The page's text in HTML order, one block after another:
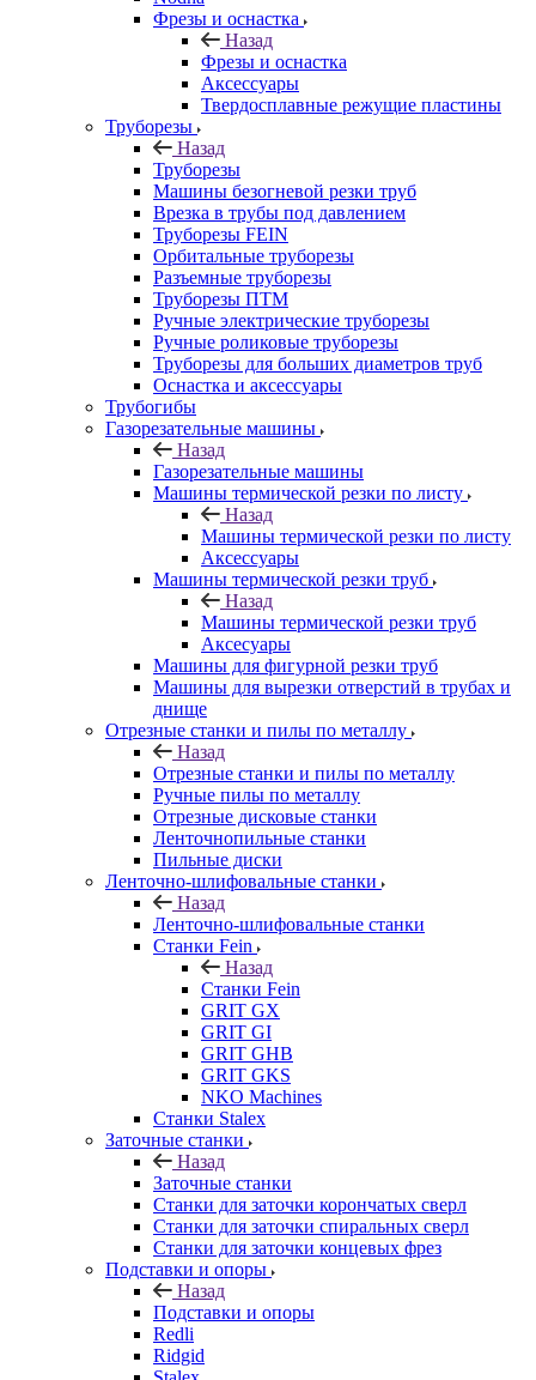
Фрезы и оснастка
Назад
Фрезы и оснастка
Аксессуары
Твердосплавные режущие пластины
Труборезы
Назад
Труборезы
Машины безогневой резки труб
Врезка в трубы под давлением
Труборезы FEIN
Орбитальные труборезы
Разъемные труборезы
Труборезы ПТМ
Ручные электрические труборезы
Ручные роликовые труборезы
Труборезы для больших диаметров труб
Оснастка и аксессуары
Трубогибы
Газорезательные машины
Назад
Газорезательные машины
Машины термической резки по листу
Назад
Машины термической резки по листу
Аксессуары
Машины термической резки труб
Назад
Машины термической резки труб
Аксесуары
Машины для фигурной резки труб
Машины для вырезки отверстий в трубах и
днище
Отрезные станки и пилы по металлу
Назад
Отрезные станки и пилы по металлу
Ручные пилы по металлу
Отрезные дисковые станки
Ленточнопильные станки
Пильные диски
Ленточно-шлифовальные станки
Назад
Ленточно-шлифовальные станки
Станки Fein
Назад
Станки Fein
GRIT GX
GRIT GI
GRIT GHB
GRIT GKS
NKO Machines
Станки Stalex
Заточные станки
Назад
Заточные станки
Станки для заточки корончатых сверл
Станки для заточки спиральных сверл
Станки для заточки концевых фрез
Подставки и опоры
Назад
Подставки и опоры
Redli
Ridgid